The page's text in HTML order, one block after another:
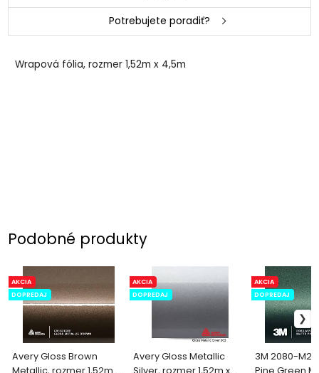
Potrebujete poradiť?
Wrapová fólia, rozmer 1,52m x 4,5m
Podobné produkty
Avery Gloss Brown
Metallic, rozmer 1,52m x
AKCIA
DOPREDAJ
Avery Gloss Metallic
Silver, rozmer 1,52m x
AKCIA
DOPREDAJ
3M 2080-
Pine Green
AKCIA
DOPREDAJ